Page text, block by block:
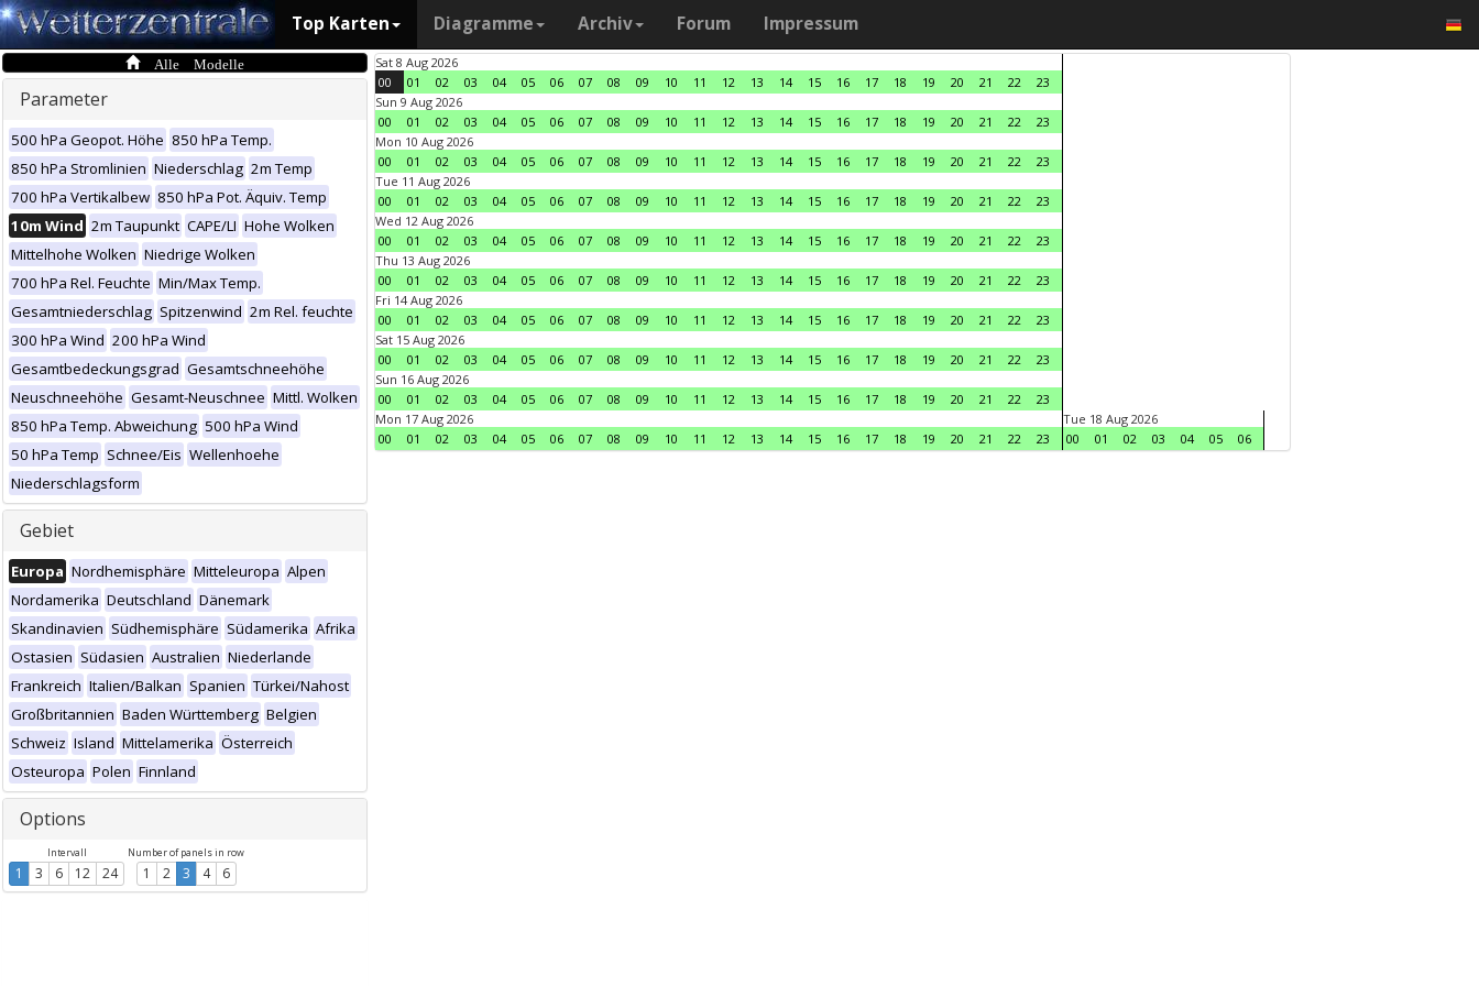
Top Karten Diagramme Archiv Forum Impressum
Alle Modelle
Parameter
500 hPa Geopot. Höhe 850 hPa Temp.
850 hPa Stromlinien Niederschlag 2m Temp
700 hPa Vertikalbew 850 hPa Pot. Äquiv. Temp
10m Wind 2m Taupunkt CAPE/LI Hohe Wolken
Mittelhohe Wolken Niedrige Wolken
700 hPa Rel. Feuchte Min/Max Temp.
Gesamtniederschlag Spitzenwind 2m Rel. feuchte
300 hPa Wind 200 hPa Wind
Gesamtbedeckungsgrad Gesamtschneehöhe
Neuschneehöhe Gesamt-Neuschnee Mittl. Wolken
850 hPa Temp. Abweichung 500 hPa Wind
50 hPa Temp Schnee/Eis Wellenhoehe
Niederschlagsform
Gebiet
Europa Nordhemisphäre Mitteleuropa Alpen
Nordamerika Deutschland Dänemark
Skandinavien Südhemisphäre Südamerika Afrika
Ostasien Südasien Australien Niederlande
Frankreich Italien/Balkan Spanien Türkei/Nahost
Großbritannien Baden Württemberg Belgien
Schweiz Island Mittelamerika Österreich
Osteuropa Polen Finnland
Options
Intervall
1 3 6 12 24
Number of panels in row
1 2 3 4 6
Sat 8 Aug 2026
00
01 02 03 04 05 06 07 08 09 10 11 12 13 14 15 16 17 18 19 20 21 22
23
Sun 9 Aug 2026
00
01 02 03 04 05 06 07 08 09 10 11 12 13 14 15 16 17 18 19 20 21 22
23
Mon 10 Aug 2026
00
01 02 03 04 05 06 07 08 09 10 11 12 13 14 15 16 17 18 19 20 21 22
23
Tue 11 Aug 2026
00
01 02 03 04 05 06 07 08 09 10 11 12 13 14 15 16 17 18 19 20 21 22
23
Wed 12 Aug 2026
00
01 02 03 04 05 06 07 08 09 10 11 12 13 14 15 16 17 18 19 20 21 22
23
Thu 13 Aug 2026
00
01 02 03 04 05 06 07 08 09 10 11 12 13 14 15 16 17 18 19 20 21 22
23
Fri 14 Aug 2026
00
01 02 03 04 05 06 07 08 09 10 11 12 13 14 15 16 17 18 19 20 21 22
23
Sat 15 Aug 2026
00
01 02 03 04 05 06 07 08 09 10 11 12 13 14 15 16 17 18 19 20 21 22
23
Sun 16 Aug 2026
00
01 02 03 04 05 06 07 08 09 10 11 12 13 14 15 16 17 18 19 20 21 22
23
Mon 17 Aug 2026
00
01 02 03 04 05 06 07 08 09 10 11 12 13 14 15 16 17 18 19 20 21 22 23
Tue 18 Aug 2026
00
01 02 03 04 05 06